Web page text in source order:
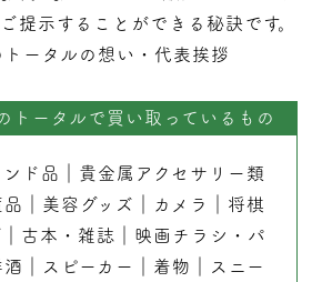
提示することができる秘訣です。
トータルの想い・代表挨拶
トータルで買い取っているもの
ンド品
貴金属アクセサリー類
品 美容グッズ カメラ
将棋
古本 ・ 雑誌
映画チラシ・パ
酒 スピーカー 着物
スニー